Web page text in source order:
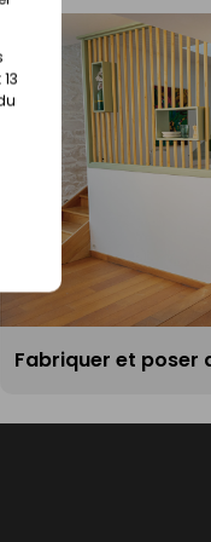
Fabriquer et poser